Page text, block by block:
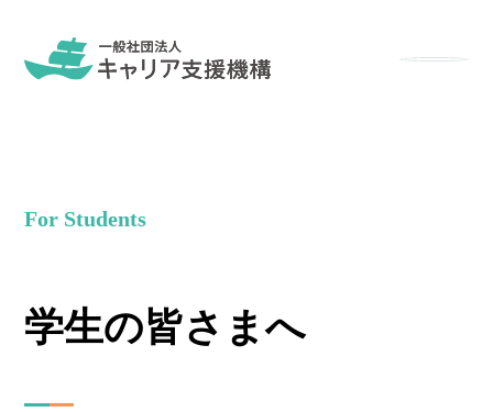
メニュー
For Students
学生の​皆さまへ